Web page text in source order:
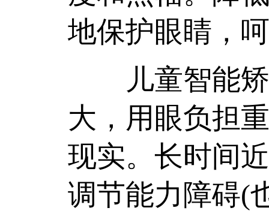
地保护眼睛，
儿童智能矫
大，用眼负担
现实。长时间
调节能力障碍(